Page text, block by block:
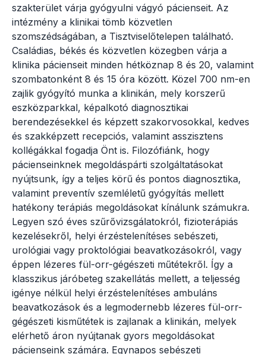
szakterület várja gyógyulni vágyó pácienseit. Az
intézmény a klinikai tömb közvetlen
szomszédságában, a Tisztviselőtelepen található.
Családias, békés és közvetlen közegben várja a
klinika pácienseit minden hétköznap 8 és 20, valamint
szombatonként 8 és 15 óra között. Közel 700 nm-en
zajlik gyógyító munka a klinikán, mely korszerű
eszközparkkal, képalkotó diagnosztikai
berendezésekkel és képzett szakorvosokkal, kedves
és szakképzett recepciós, valamint asszisztens
kollégákkal fogadja Önt is. Filozófiánk, hogy
pácienseinknek megoldáspárti szolgáltatásokat
nyújtsunk, így a teljes körű és pontos diagnosztika,
valamint preventív szemléletű gyógyítás mellett
hatékony terápiás megoldásokat kínálunk számukra.
Legyen szó éves szűrővizsgálatokról, fizioterápiás
kezelésekről, helyi érzéstelenítéses sebészeti,
urológiai vagy proktológiai beavatkozásokról, vagy
éppen lézeres fül-orr-gégészeti műtétekről. Így a
klasszikus járóbeteg szakellátás mellett, a teljesség
igénye nélkül helyi érzéstelenítéses ambuláns
beavatkozások és a legmodernebb lézeres fül-orr-
gégészeti kisműtétek is zajlanak a klinikán, melyek
elérhető áron nyújtanak gyors megoldásokat
pácienseink számára. Egynapos sebészeti